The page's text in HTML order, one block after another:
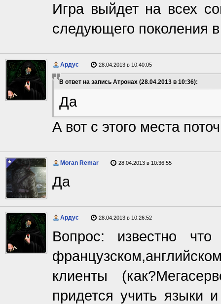
Игра выйдет на всех
следующего поколения
Ардус 28.04.2013 в 10:40:05
В ответ на запись Атронах (28.04.2013 в 10:36):
Да
А вот с этого места
Moran Remar 28.04.2013 в 10:36:55
Да
Ардус 28.04.2013 в 10:26:52
Вопрос: известно
клиенты
придется учить языки